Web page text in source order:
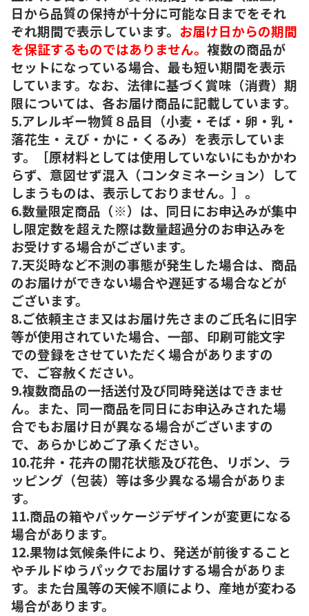
日から品質の保持が十分に可能な日までをそれ
ぞれ期間で表示しています。 お届け日からの期間
を保証するものではありません。 複数の商品が
セットになっている場合、最も短い期間を表示
しています。なお、法律に基づく賞味（消費）期
限については、各お届け商品に記載しています。
5.アレルギー物質８品目（小麦・そば・卵・乳・
落花生・えび・かに・くるみ）を表示していま
す。［原材料としては使用していないにもかかわ
らず、意図せず混入（コンタミネーション）して
しまうものは、表示しておりません。］。
6.数量限定商品（※）は、同日にお申込みが集中
し限定数を超えた際は数量超過分のお申込みを
お受けする場合がございます。
7.天災時など不測の事態が発生した場合は、商品
のお届けができない場合や遅延する場合などが
ございます。
8.ご依頼主さま又はお届け先さまのご氏名に旧字
等が使用されていた場合、一部、印刷可能文字
での登録をさせていただく場合がありますの
で、ご容赦ください。
9.複数商品の一括送付及び同時発送はできませ
ん。また、同一商品を同日にお申込みされた場
合でもお届け日が異なる場合がございますの
で、あらかじめご了承ください。
10.花弁・花卉の開花状態及び花色、リボン、ラ
ッピング（包装）等は多少異なる場合がありま
す。
11.商品の箱やパッケージデザインが変更になる
場合があります。
12.果物は気候条件により、発送が前後すること
やチルドゆうパックでお届けする場合がありま
す。また台風等の天候不順により、産地が変わる
場合があります。